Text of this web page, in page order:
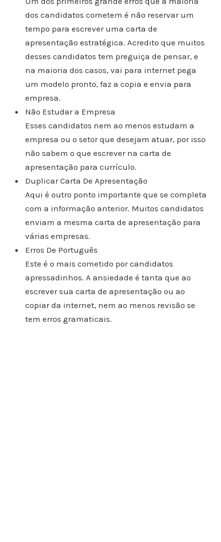
dos candidatos cometem é não reservar um
tempo para escrever uma carta de
apresentação estratégica. Acredito que muitos
desses candidatos tem preguiça de pensar, e
na maioria dos casos, vai para internet pega
um modelo pronto, faz a copia e envia para
empresa.
Não Estudar a Empresa
Esses candidatos nem ao menos estudam a
empresa ou o setor que desejam atuar, por isso
não sabem o que escrever na carta de
apresentação para currículo.
Duplicar Carta De Apresentação
Aqui é outro ponto importante que se completa
com a informação anterior. Muitos candidatos
enviam a mesma carta de apresentação para
várias empresas.
Erros De Português
Este é o mais cometido por candidatos
apressadinhos. A ansiedade é tanta que ao
escrever sua carta de apresentação ou ao
copiar da internet, nem ao menos revisão se
tem erros gramaticais.